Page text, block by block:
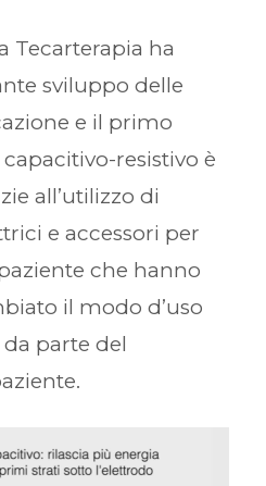
Tecarterapia ha
sviluppo delle
e il primo
resistivo è
all’utilizzo di
e accessori per
che hanno
il modo d’uso
parte del